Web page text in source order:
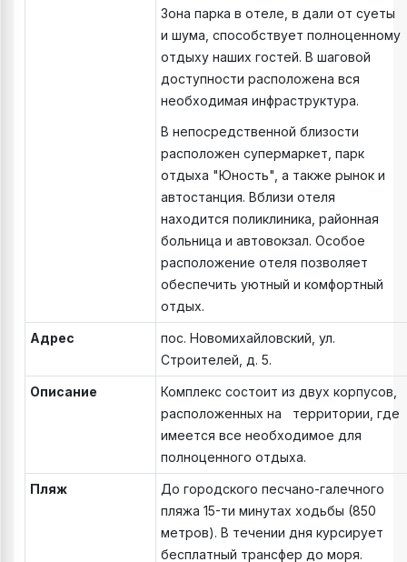
Зона парка в отеле, в дали от суеты
и шума, способствует полноценному
отдыху наших гостей. В шаговой
доступности расположена вся
необходимая инфраструктура.
В непосредственной близости
расположен супермаркет, парк
отдыха "Юность", а также рынок и
автостанция. Вблизи отеля
находится поликлиника, районная
больница и автовокзал. Особое
расположение отеля позволяет
обеспечить уютный и комфортный
отдых.
Адрес
пос. Новомихайловский, ул.
Строителей, д. 5.
Описание
Комплекс состоит из двух корпусов,
расположенных на территории, где
имеется все необходимое для
полноценного отдыха.
Пляж
До городского песчано-галечного
пляжа 15-ти минутах ходьбы (850
метров). В течении дня курсирует
бесплатный трансфер до моря.